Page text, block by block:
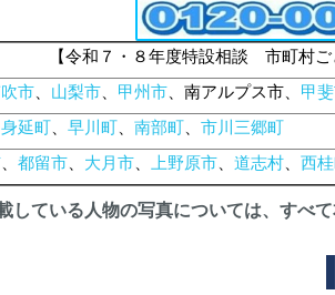
【令和７・８年度特設相談 市町村
市 山梨市 甲州市 、南アルプス市、 甲
身延町 早川町 南部町
市川三郷町
都留市 大月市 上野原市 道志村 西
している人物の写真については、すべ